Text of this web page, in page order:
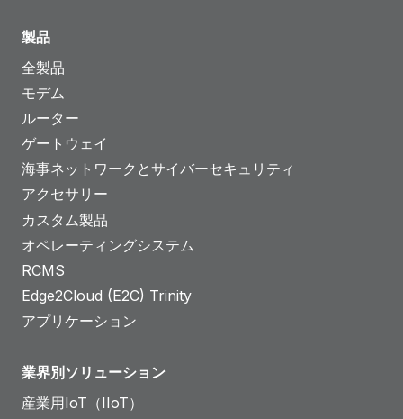
製品
全製品
モデム
ルーター
ゲートウェイ
海事ネットワークとサイバーセキュリティ
アクセサリー
カスタム製品
オペレーティングシステム
RCMS
Edge2Cloud (E2C) Trinity
アプリケーション
業界別ソリューション
産業用IoT（IIoT）